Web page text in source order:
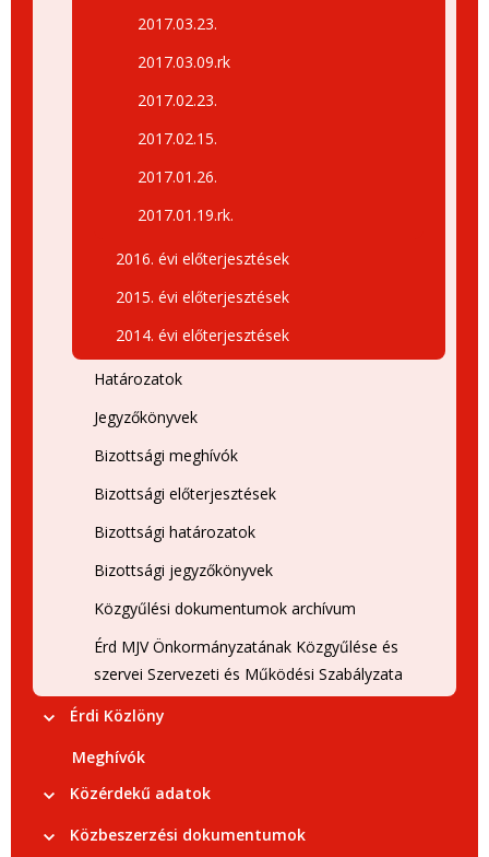
2017.03.23.
2017.03.09.rk
2017.02.23.
2017.02.15.
2017.01.26.
2017.01.19.rk.
2016. évi előterjesztések
2015. évi előterjesztések
2014. évi előterjesztések
Határozatok
Jegyzőkönyvek
Bizottsági meghívók
Bizottsági előterjesztések
Bizottsági határozatok
Bizottsági jegyzőkönyvek
Közgyűlési dokumentumok archívum
Érd MJV Önkormányzatának Közgyűlése és
szervei Szervezeti és Működési Szabályzata
Érdi Közlöny
Meghívók
Közérdekű adatok
Közbeszerzési dokumentumok